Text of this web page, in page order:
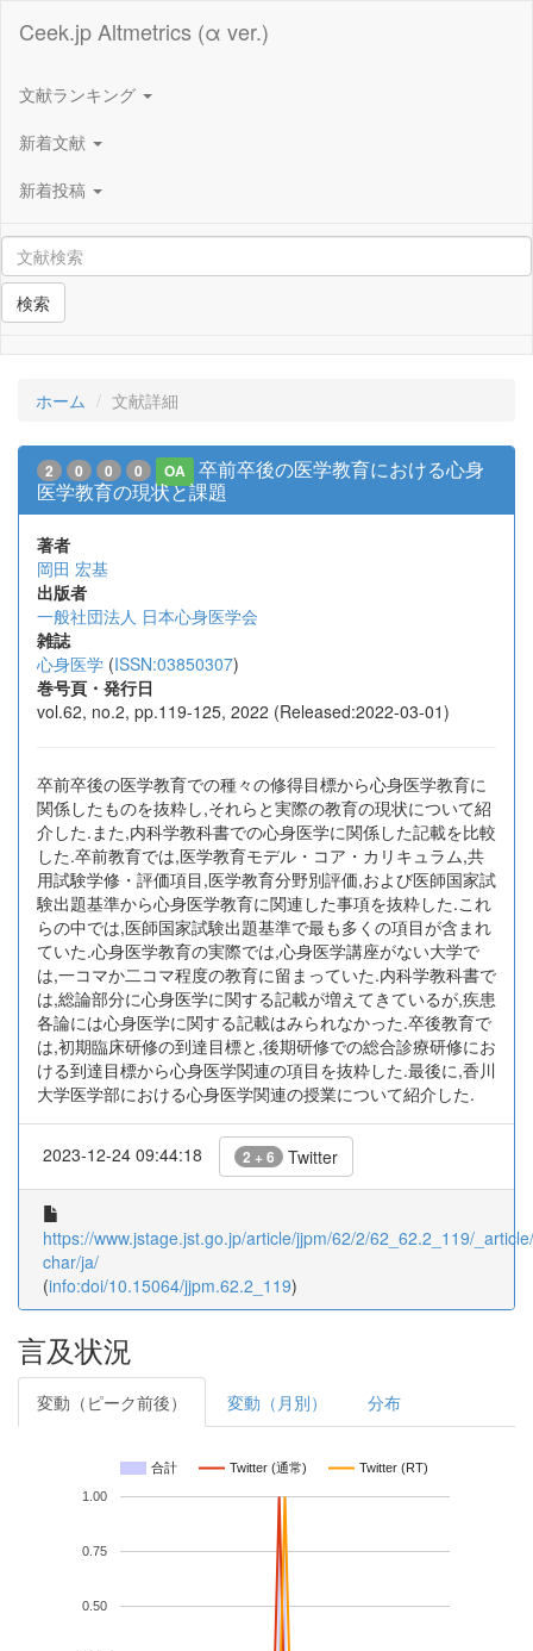
Ceek.jp Altmetrics (α ver.)
文献ランキング
新着文献
新着投稿
検索
ホーム 文献詳細
2 0 0 0 OA
卒前卒後の医学教育における心身
医学教育の現状と課題
著者
岡田 宏基
出版者
一般社団法人 日本心身医学会
雑誌
心身医学 (ISSN:03850307)
巻号頁・発行日
vol.62, no.2, pp.119-125, 2022 (Released:2022-03-01)
卒前卒後の医学教育での種々の修得目標から心身医学教育に
関係したものを抜粋し,それらと実際の教育の現状について紹
介した.また,内科学教科書での心身医学に関係した記載を比較
した.卒前教育では,医学教育モデル・コア・カリキュラム,共
用試験学修・評価項目,医学教育分野別評価,および医師国家試
験出題基準から心身医学教育に関連した事項を抜粋した.これ
らの中では,医師国家試験出題基準で最も多くの項目が含まれ
ていた.心身医学教育の実際では,心身医学講座がない大学で
は,一コマか二コマ程度の教育に留まっていた.内科学教科書で
は,総論部分に心身医学に関する記載が増えてきているが,疾患
各論には心身医学に関する記載はみられなかった.卒後教育で
は,初期臨床研修の到達目標と,後期研修での総合診療研修にお
ける到達目標から心身医学関連の項目を抜粋した.最後に,香川
大学医学部における心身医学関連の授業について紹介した.
2023-12-24 09:44:18 2 + 6 Twitter
https://www.jstage.jst.go.jp/article/jjpm/62/2/62_62.2_119/
char/ja/
(info:doi/10.15064/jjpm.62.2_119)
言及状況
変動（ピーク前後） 変動（月別） 分布
合計 Twitter (通常) Twitter (RT)
0.50
0.75
1.00